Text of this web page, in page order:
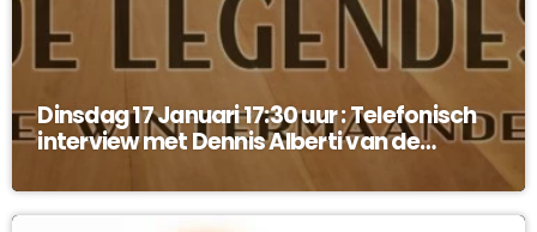
Dinsdag 17 Januari 17:30 uur : Telefonisch
interview met Dennis Alberti van de